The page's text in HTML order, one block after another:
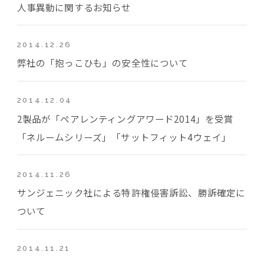
人事異動に関するお知らせ
2014.12.26
弊社の「抱っこひも」の安全性について
2014.12.04
2製品が「ペアレンティングアワード2014」を受賞
「ネルームシリーズ」「サットフィット4ウェイ」
2014.11.26
サンジェニック社による特許権侵害訴訟、勝訴確定に
ついて
2014.11.21